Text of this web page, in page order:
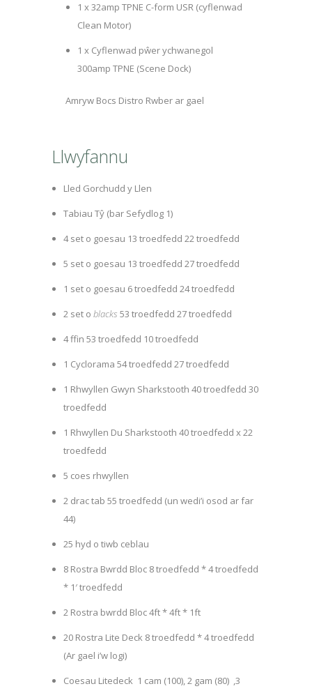
1 x 32amp TPNE C-form USR (cyflenwad
Clean Motor)
1 x Cyflenwad pŵer ychwanegol
300amp TPNE (Scene Dock)
Amryw Bocs Distro Rwber ar gael
Llwyfannu
Lled Gorchudd y Llen
Tabiau Tŷ (bar Sefydlog 1)
4 set o goesau 13 troedfedd 22 troedfedd
5 set o goesau 13 troedfedd 27 troedfedd
1 set o goesau 6 troedfedd 24 troedfedd
2 set o blacks 53 troedfedd 27 troedfedd
4 ffin 53 troedfedd 10 troedfedd
1 Cyclorama 54 troedfedd 27 troedfedd
1 Rhwyllen Gwyn Sharkstooth 40 troedfedd 30
troedfedd
1 Rhwyllen Du Sharkstooth 40 troedfedd x 22
troedfedd
5 coes rhwyllen
2 drac tab 55 troedfedd (un wedi’i osod ar far
44)
25 hyd o tiwb ceblau
8 Rostra Bwrdd Bloc 8 troedfedd * 4 troedfedd
* 1′ troedfedd
2 Rostra bwrdd Bloc 4ft * 4ft * 1ft
20 Rostra Lite Deck 8 troedfedd * 4 troedfedd
(Ar gael i’w logi)
Coesau Litedeck 1 cam (100), 2 gam (80) ,3